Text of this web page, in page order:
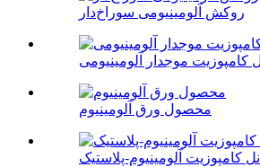
روکش آلومینیومی سوراخ‌دار
کامپوزیت موجدار آلومینیومی
محصول ورق آلومینیوم
کامپوزیت آلومینیوم-پلاستیک